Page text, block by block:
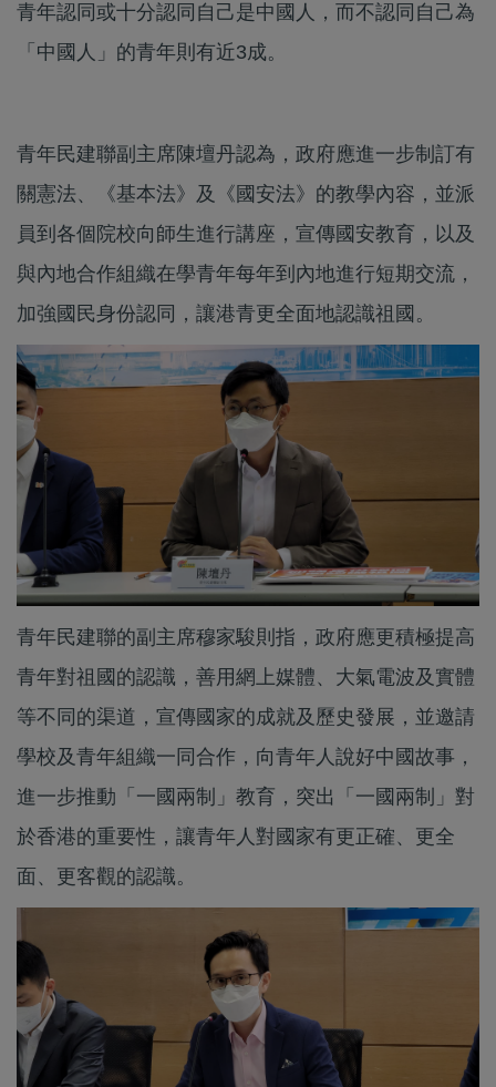
青年認同或十分認同自己是中國人，而不認同自己為
「中國人」的青年則有近3成。
青年民建聯副主席陳壇丹認為，政府應進一步制訂有
關憲法、《基本法》及《國安法》的教學內容，並派
員到各個院校向師生進行講座，宣傳國安教育，以及
與內地合作組織在學青年每年到內地進行短期交流，
加強國民身份認同，讓港青更全面地認識祖國。
青年民建聯的副主席穆家駿則指，政府應更積極提高
青年對祖國的認識，善用網上媒體、大氣電波及實體
等不同的渠道，宣傳國家的成就及歷史發展，並邀請
學校及青年組織一同合作，向青年人說好中國故事，
進一步推動「一國兩制」教育，突出「一國兩制」對
於香港的重要性，讓青年人對國家有更正確、更全
面、更客觀的認識。